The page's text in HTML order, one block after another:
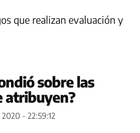
que realizan evaluación y
sobre las
atribuyen?
- 22:59:12